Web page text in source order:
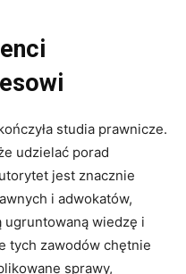
studia prawnicze.
udzielać porad
jest znacznie
i adwokatów,
ugruntowaną wiedzę i
tych zawodów chętnie
sprawy,